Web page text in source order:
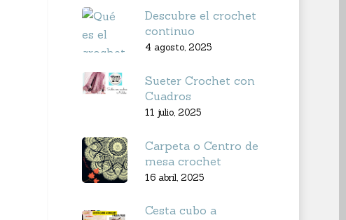
Descubre el crochet
continuo
4 agosto, 2025
Sueter Crochet con
Cuadros
11 julio, 2025
Carpeta o Centro de
mesa crochet
16 abril, 2025
Cesta cubo a